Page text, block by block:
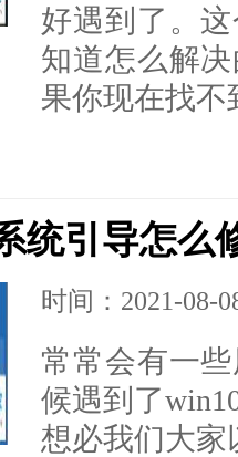
好遇到了。
知道怎么解
果你现在找不
统引导怎么
时间：2021-08-
常常会有一
候遇到了
想必我们大家